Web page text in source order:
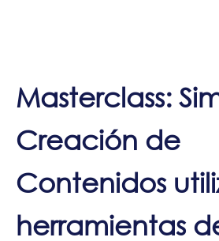
Masterclass:
Creación de
Contenidos
herramientas